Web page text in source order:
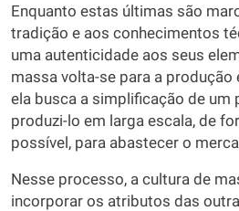
Enquanto estas últimas são
tradição e aos conhecimentos
uma autenticidade aos seus
massa volta-se para a produção
ela busca a simplificação de um
produzi-lo em larga escala, de
possível, para abastecer o
Nesse processo, a cultura de
incorporar os atributos das